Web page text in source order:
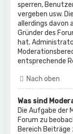
sperren,
vergeben usw.
allerdings davon
Gründer des
hat.
entsprechende
Nach oben
Was sind
Die Aufgabe der
Forum zu
Bereich Beiträge